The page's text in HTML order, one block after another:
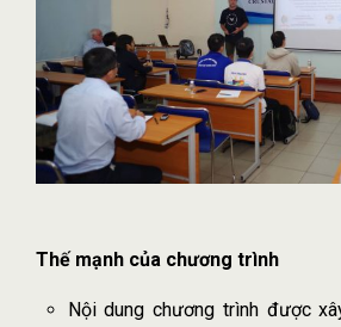
Thế mạnh của chương trình
Nội dung chương trình được